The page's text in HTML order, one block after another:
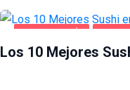
Los 10 Mejores